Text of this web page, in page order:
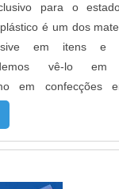
para o
é um dos
em itens e
vê-lo em
em confecções
e em
envelopes em
de